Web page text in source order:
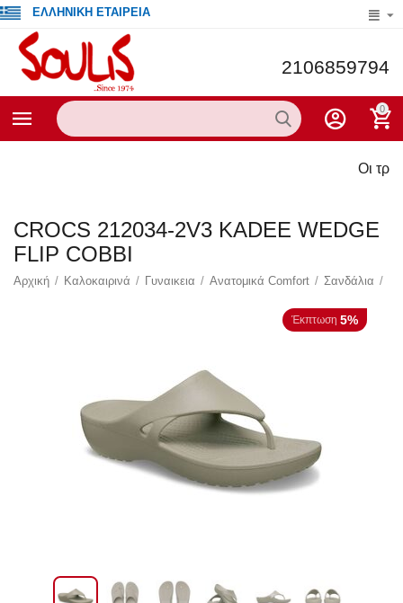
ΕΛΛΗΝΙΚΗ ΕΤΑΙΡΕΙΑ
2106859794
0
Οι τρέχουσες
CROCS 212034-2V3 KADEE WEDGE
FLIP COBBI
Αρχική / Καλοκαιρινά / Γυναικεια / Ανατομικά Comfort / Σανδάλια /
Έκπτωση 5%